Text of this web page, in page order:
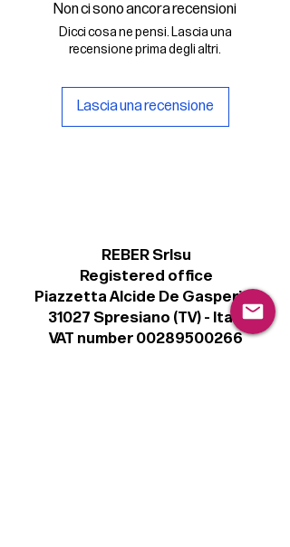
- la licenza d'uso delle grafiche
Il File SVG è compatibile con Adobe,
Cricut Design, Cricut
Procreate e Affinity
Non ci sono ancora recensioni
Dicci cosa ne pensi. Lascia una
recensione prima degli altri.
Lascia una recensione
REBER Srlsu
Registered office
Piazzetta Alcide De Gasperi, 3
31027 Spresiano (TV) - Italy
VAT number 00289500266